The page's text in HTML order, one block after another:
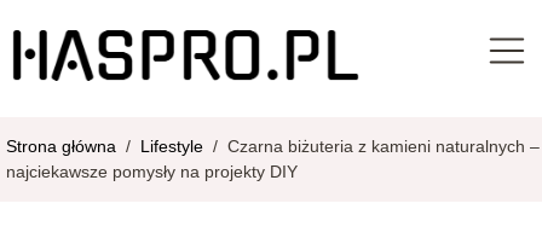
Strona główna / Lifestyle / Czarna biżuteria z kamieni naturalnych –
najciekawsze pomysły na projekty DIY